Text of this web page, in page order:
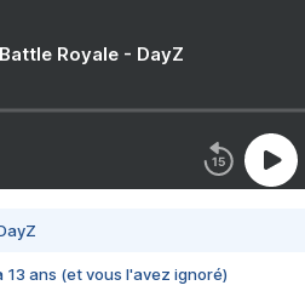
Royale - DayZ
13 ans (et vous l'avez ignoré)